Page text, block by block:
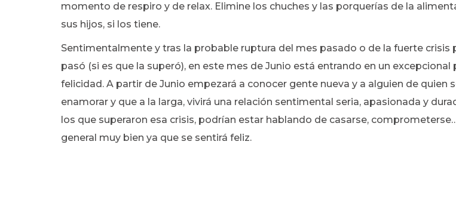
momento de respiro y de relax. Elimine los chuches y las porquerías de la
sus hijos, si los tiene.
Sentimentalmente y tras la probable ruptura del mes pasado o de la fuerte crisis
pasó (si es que la superó), en este mes de Junio está entrando en un excepcional
felicidad. A partir de Junio empezará a conocer gente nueva y a alguien de quien
enamorar y que a la larga, vivirá una relación sentimental seria, apasionada y
los que superaron esa crisis, podrían estar hablando de casarse,
general muy bien ya que se sentirá feliz.